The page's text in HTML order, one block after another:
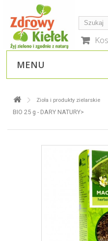
MENU
Zioła i produkty zielarskie
BIO 25 g - DARY NATURY>